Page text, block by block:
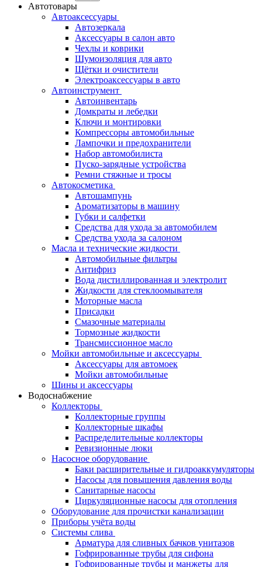
Автотовары
Автоаксессуары
Автозеркала
Аксессуары в салон авто
Чехлы и коврики
Шумоизоляция для авто
Щётки и очистители
Электроаксессуары в авто
Автоинструмент
Автоинвентарь
Домкраты и лебедки
Ключи и монтировки
Компрессоры автомобильные
Лампочки и предохранители
Набор автомобилиста
Пуско-зарядные устройства
Ремни стяжные и тросы
Автокосметика
Автошампунь
Ароматизаторы в машину
Губки и салфетки
Средства для ухода за автомобилем
Средства ухода за салоном
Масла и технические жидкости
Автомобильные фильтры
Антифриз
Вода дистиллированная и электролит
Жидкости для стеклоомывателя
Моторные масла
Присадки
Смазочные материалы
Тормозные жидкости
Трансмиссионное масло
Мойки автомобильные и аксессуары
Аксессуары для автомоек
Мойки автомобильные
Шины и аксессуары
Водоснабжение
Коллекторы
Коллекторные группы
Коллекторные шкафы
Распределительные коллекторы
Ревизионные люки
Насосное оборудование
Баки расширительные и гидроаккумуляторы
Насосы для повышения давления воды
Санитарные насосы
Циркуляционные насосы для отопления
Оборудование для прочистки канализации
Приборы учёта воды
Системы слива
Арматура для сливных бачков унитазов
Гофрированные трубы для сифона
Гофрированные трубы и манжеты для